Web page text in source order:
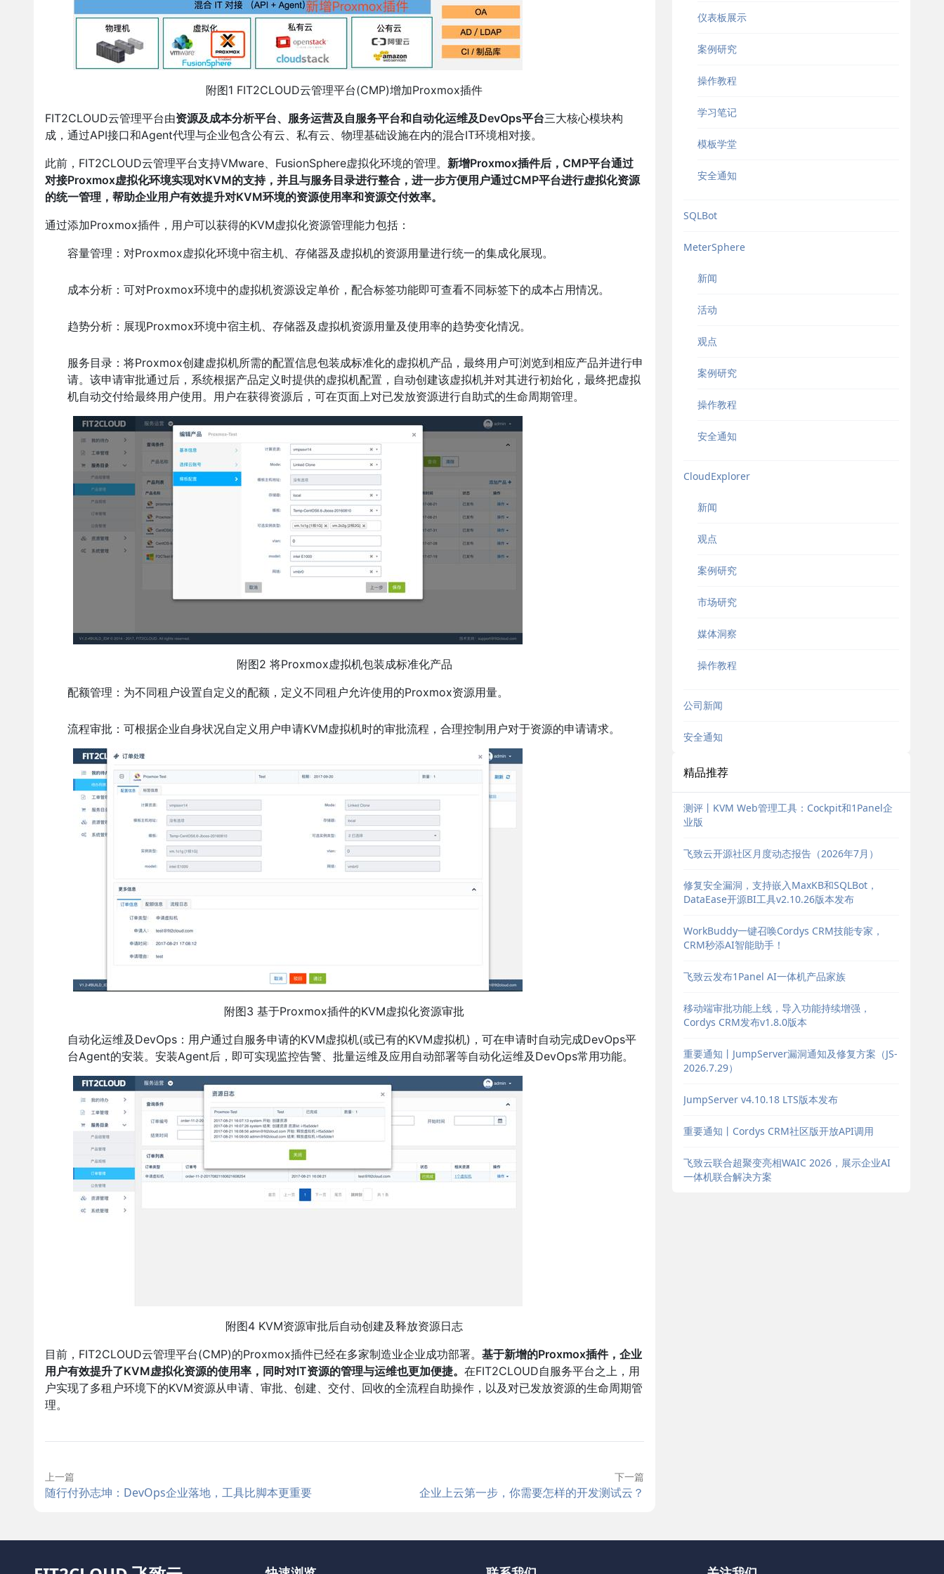
附图1 FIT2CLOUD云管理平台(CMP)增加Proxmox插件
FIT2CLOUD云管理平台由资源及成本分析平台、服务运营及自服务平台和自动化运维及DevOps平台三大核心模块构
成，通过API接口和Agent代理与企业包含公有云、私有云、物理基础设施在内的混合IT环境相对接。
此前，FIT2CLOUD云管理平台支持VMware、FusionSphere虚拟化环境的管理。 新增Proxmox插件后，CMP平台通过
对接Proxmox虚拟化环境实现对KVM的支持，并且与服务目录进行整合，进一步方便用户通过CMP平台进行虚拟化资源
的统一管理，帮助企业用户有效提升对KVM环境的资源使用率和资源交付效率。
通过添加Proxmox插件，用户可以获得的KVM虚拟化资源管理能力包括：
容量管理：对Proxmox虚拟化环境中宿主机、存储器及虚拟机的资源用量进行统一的集成化展现。
成本分析：可对Proxmox环境中的虚拟机资源设定单价，配合标签功能即可查看不同标签下的成本占用情况。
趋势分析：展现Proxmox环境中宿主机、存储器及虚拟机资源用量及使用率的趋势变化情况。
服务目录：将Proxmox创建虚拟机所需的配置信息包装成标准化的虚拟机产品，最终用户可浏览到相应产品并进行申
请。该申请审批通过后，系统根据产品定义时提供的虚拟机配置，自动创建该虚拟机并对其进行初始化，最终把虚拟
机自动交付给最终用户使用。用户在获得资源后，可在页面上对已发放资源进行自助式的生命周期管理。
附图2 将Proxmox虚拟机包装成标准化产品
配额管理：为不同租户设置自定义的配额，定义不同租户允许使用的Proxmox资源用量。
流程审批：可根据企业自身状况自定义用户申请KVM虚拟机时的审批流程，合理控制用户对于资源的申请请求。
附图3 基于Proxmox插件的KVM虚拟化资源审批
自动化运维及DevOps：用户通过自服务申请的KVM虚拟机(或已有的KVM虚拟机)，可在申请时自动完成DevOps平
台Agent的安装。安装Agent后，即可实现监控告警、批量运维及应用自动部署等自动化运维及DevOps常用功能。
附图4 KVM资源审批后自动创建及释放资源日志
目前，FIT2CLOUD云管理平台(CMP)的Proxmox插件已经在多家制造业企业成功部署。 基于新增的Proxmox插件，企业
用户有效提升了KVM虚拟化资源的使用率，同时对IT资源的管理与运维也更加便捷。 在FIT2CLOUD自服务平台之上，用
户实现了多租户环境下的KVM资源从申请、审批、创建、交付、回收的全流程自助操作，以及对已发放资源的生命周期管
理。
上一篇
随行付孙志坤：DevOps企业落地，工具比脚本更重要
下一篇
企业上云第一步，你需要怎样的开发测试云？
仪表板展示
案例研究
操作教程
学习笔记
模板学堂
安全通知
SQLBot
MeterSphere
新闻
活动
观点
案例研究
操作教程
安全通知
CloudExplorer
新闻
观点
案例研究
市场研究
媒体洞察
操作教程
公司新闻
安全通知
精品推荐
测评丨KVM Web管理工具：Cockpit和1Panel企
业版
飞致云开源社区月度动态报告（2026年7月）
修复安全漏洞，支持嵌入MaxKB和SQLBot，
DataEase开源BI工具v2.10.26版本发布
WorkBuddy一键召唤Cordys CRM技能专家，
CRM秒添AI智能助手！
飞致云发布1Panel AI一体机产品家族
移动端审批功能上线，导入功能持续增强，
Cordys CRM发布v1.8.0版本
重要通知丨JumpServer漏洞通知及修复方案（JS-
2026.7.29）
JumpServer v4.10.18 LTS版本发布
重要通知丨Cordys CRM社区版开放API调用
飞致云联合超聚变亮相WAIC 2026，展示企业AI
一体机联合解决方案